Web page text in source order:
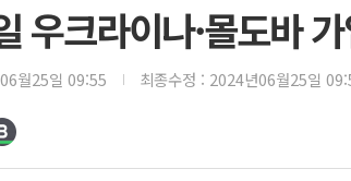
우크라이나·몰도바
월25일 09:55 최종수정 : 2024년06월25일